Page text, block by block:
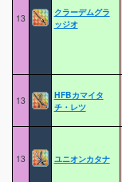
13
クラーデムグラ
ッジオ
13
HFBカマイタ
チ・レツ
13 ユニオンカタナ